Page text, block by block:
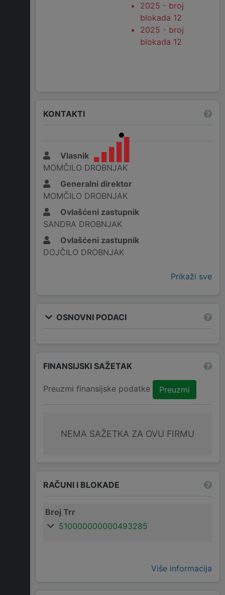
2025 - broj
blokada 12
2025 - broj
blokada 12
KONTAKTI
Vlasnik
MOMČILO DROBNJAK
Generalni direktor
MOMČILO DROBNJAK
Ovlašćeni zastupnik
SANDRA DROBNJAK
Ovlašćeni zastupnik
DOJČILO DROBNJAK
Prikaži sve
OSNOVNI PODACI
FINANSIJSKI SAŽETAK
Preuzmi finansijske podatke Preuzmi
NEMA SAŽETKA ZA OVU FIRMU
RAČUNI I BLOKADE
Broj Trr
510000000000493285
Više informacija